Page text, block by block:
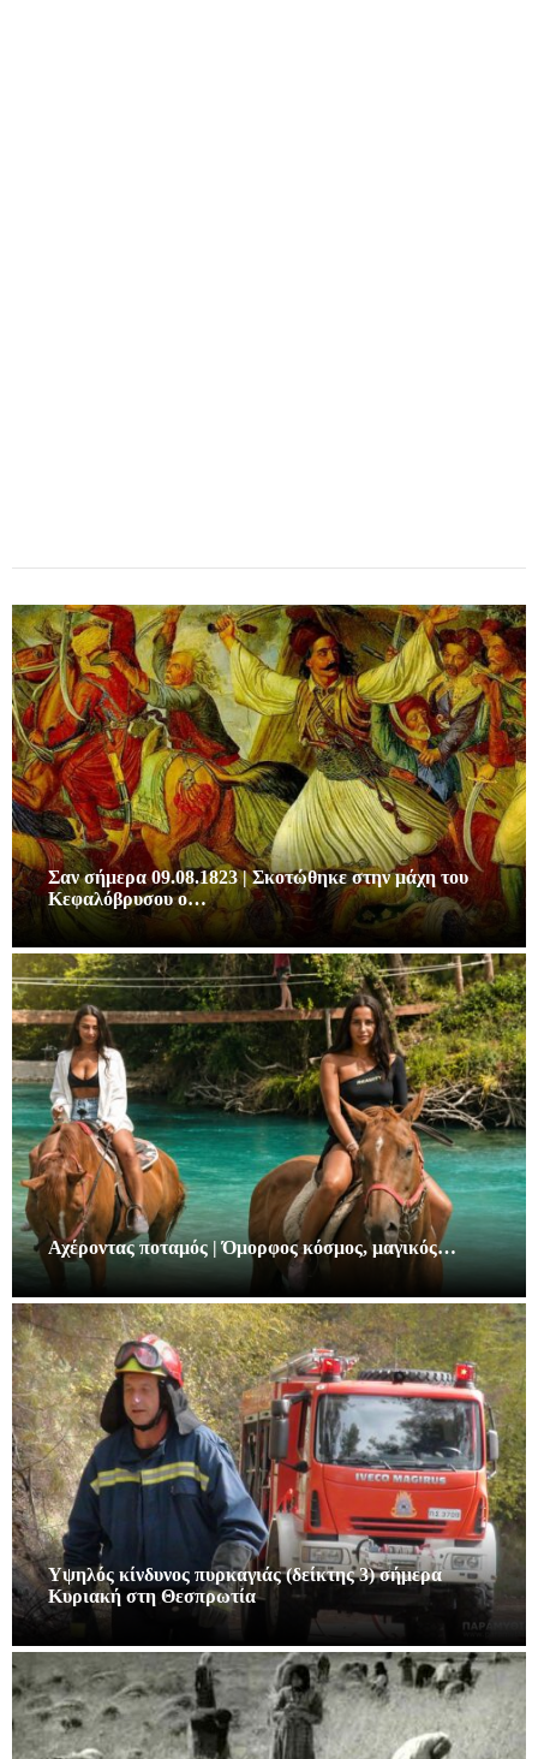
Σαν σήμερα 09.08.1823 | Σκοτώθηκε στην μάχη του
Κεφαλόβρυσου ο…
Αχέροντας ποταμός | Όμορφος κόσμος, μαγικός…
Υψηλός κίνδυνος πυρκαγιάς (δείκτης 3) σήμερα
Κυριακή στη Θεσπρωτία